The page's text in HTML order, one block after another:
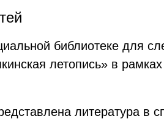
библиотеке для
летопись» в
литература в